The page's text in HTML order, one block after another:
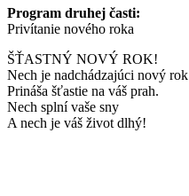
Program druhej časti:
Privítanie nového roka
ŠŤASTNÝ NOVÝ ROK!
Nech je nadchádzajúci nový rok
Prináša šťastie na váš prah.
Nech splní vaše sny
A nech je váš život dlhý!